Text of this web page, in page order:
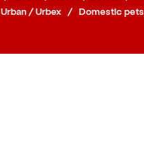
Urban / Urbex / Domestic pets